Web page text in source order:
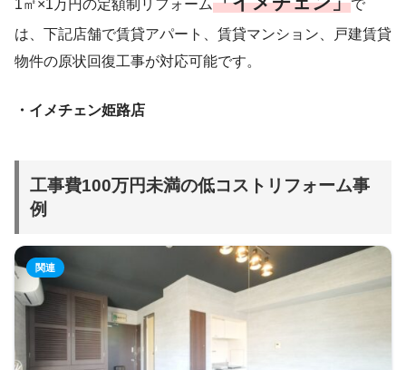
1㎡×1万円の定額制リフォーム
で
は、下記店舗で賃貸アパート、賃貸マンション、戸建賃貸
物件の原状回復工事が対応可能です。
・イメチェン姫路店
工事費100万円未満の低コストリフォーム事
例